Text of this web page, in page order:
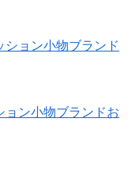
ョン小物ブランドお